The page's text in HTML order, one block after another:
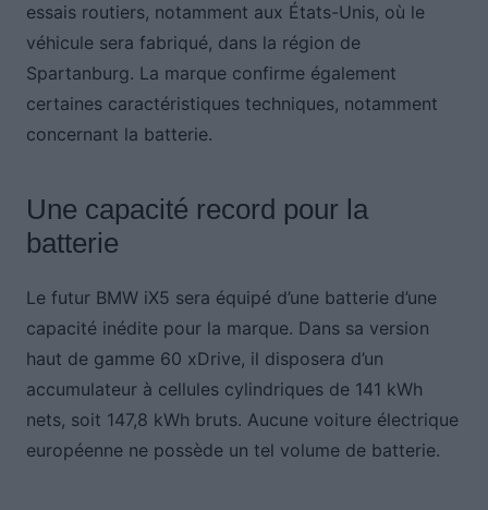
essais routiers, notamment aux États-Unis, où le
véhicule sera fabriqué, dans la région de
Spartanburg. La marque confirme également
certaines caractéristiques techniques, notamment
concernant la batterie.
Une capacité record pour la
batterie
Le futur BMW iX5 sera équipé d’une batterie d’une
capacité inédite pour la marque. Dans sa version
haut de gamme 60 xDrive, il disposera d’un
accumulateur à cellules cylindriques de 141 kWh
nets, soit 147,8 kWh bruts. Aucune voiture électrique
européenne ne possède un tel volume de batterie.